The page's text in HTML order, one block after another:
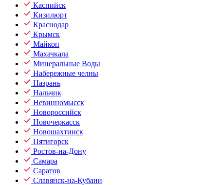
Каспийск
Кизилюрт
Краснодар
Крымск
Майкоп
Махачкала
Минеральные Воды
Набережные челны
Назрань
Нальчик
Невинномысск
Новороссийск
Новочеркасск
Новошахтинск
Пятигорск
Ростов-на-Дону
Самара
Саратов
Славянск-на-Кубани